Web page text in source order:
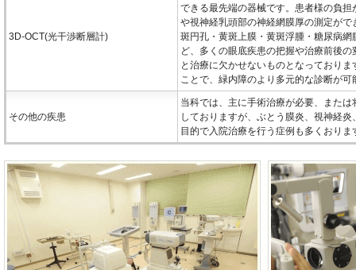
3D-OCT(光干渉断層計)
できる最先端の器械です。患者様の負
や視神経乳頭部の神経網膜厚の測定が
斑円孔・黄斑上膜・黄斑浮腫・糖尿病
ど、多くの眼底疾患の把握や治療前後
と治療に欠かせないものとなっており
ことで、緑内障のより多元的な診断が
その他の疾患
当科では、主に手術治療が必要、また
しておりますが、ぶとう膜炎、視神経
目的で入院治療を行う症例も多くおりま